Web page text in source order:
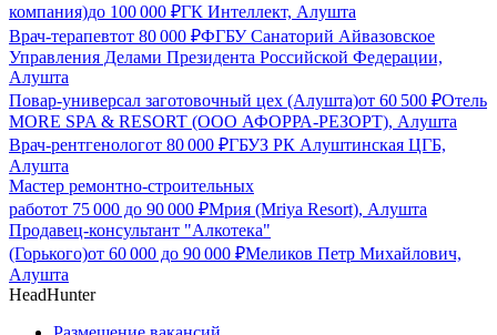
компания)до 100 000 ₽ГК Интеллект, Алушта
Врач-терапевтот 80 000 ₽ФГБУ Санаторий Айвазовское
Управления Делами Президента Российской Федерации,
Алушта
Повар-универсал заготовочный цех (Алушта)от 60 500 ₽Отель
MORE SPA & RESORT (ООО АФОРРА-РЕЗОРТ), Алушта
Врач-рентгенологот 80 000 ₽ГБУЗ РК Алуштинская ЦГБ,
Алушта
Мастер ремонтно-строительных
работот 75 000 до 90 000 ₽Мрия (Mriya Resort), Алушта
Продавец-консультант "Алкотека"
(Горького)от 60 000 до 90 000 ₽Меликов Петр Михайлович,
Алушта
HeadHunter